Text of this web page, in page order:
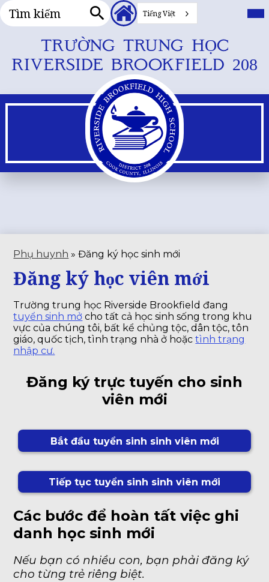
Bỏ
qua
nội
dung
chính
TRƯỜNG TRUNG HỌC
RIVERSIDE BROOKFIELD 208
Tìm
kiếm
kiếm
Tiêu
đề
kết
phụ
Tiếng Việt
Phụ huynh » Đăng ký học sinh mới
Đăng ký học viên mới
Trường trung học Riverside Brookfield đang
tuyển sinh mở cho tất cả học sinh sống trong khu
vực của chúng tôi, bất kể chủng tộc, dân tộc, tôn
giáo, quốc tịch, tình trạng nhà ở hoặctình trạng
nhập cư.
Đăng ký trực tuyến cho sinh
viên mới
Bắt đầu tuyển sinh sinh viên mới
Tiếp tục tuyển sinh sinh viên mới
Các bước để hoàn tất việc ghi
danh học sinh mới
Nếu bạn có nhiều con, bạn phải đăng ký
cho từng trẻ riêng biệt.